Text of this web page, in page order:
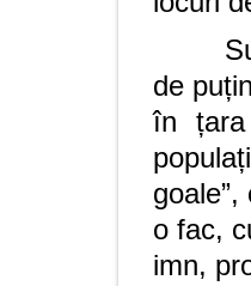
de
în țara
o fac,
imn,